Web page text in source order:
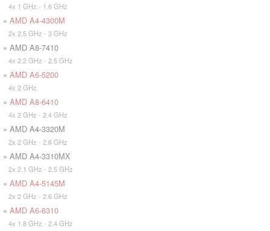
4x 1 GHz - 1.6 GHz
» AMD A4-4300M
2x 2.5 GHz - 3 GHz
» AMD A8-7410
4x 2.2 GHz - 2.5 GHz
» AMD A6-5200
4x 2 GHz
» AMD A8-6410
4x 2 GHz - 2.4 GHz
» AMD A4-3320M
2x 2 GHz - 2.6 GHz
» AMD A4-3310MX
2x 2.1 GHz - 2.5 GHz
» AMD A4-5145M
2x 2 GHz - 2.6 GHz
» AMD A6-6310
4x 1.8 GHz - 2.4 GHz